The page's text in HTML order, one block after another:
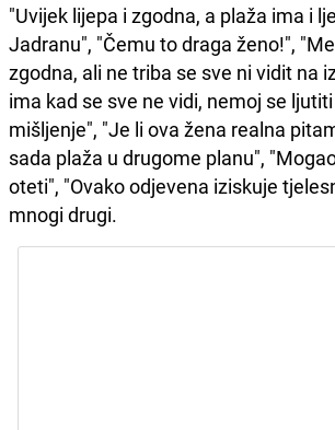
"Uvijek lijepa i zgodna, a plaža ima i
Jadranu", "Čemu to draga ženo!",
zgodna, ali ne triba se sve ni vidit na
ima kad se sve ne vidi, nemoj se
mišljenje", "Je li ova žena realna
sada plaža u drugome planu",
oteti", "Ovako odjevena iziskuje
mnogi drugi.